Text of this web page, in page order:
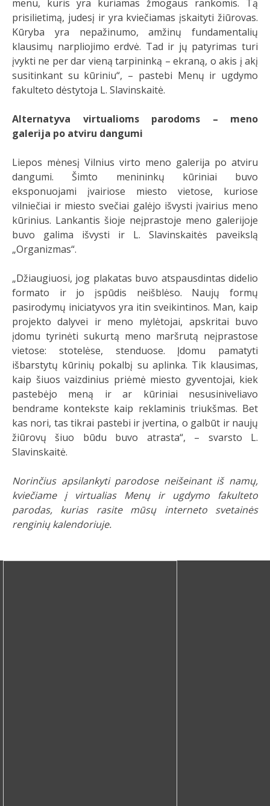
menu, kuris yra kuriamas žmogaus rankomis. Tą
prisilietimą, judesį ir yra kviečiamas įskaityti žiūrovas.
Kūryba yra nepažinumo, amžinų fundamentalių
klausimų narpliojimo erdvė. Tad ir jų patyrimas turi
įvykti ne per dar vieną tarpininką – ekraną, o akis į akį
susitinkant su kūriniu“, – pastebi Menų ir ugdymo
fakulteto dėstytoja L. Slavinskaitė.
Alternatyva virtualioms parodoms – meno
galerija po atviru dangumi
Liepos mėnesį Vilnius virto meno galerija po atviru
dangumi. Šimto menininkų kūriniai buvo
eksponuojami įvairiose miesto vietose, kuriose
vilniečiai ir miesto svečiai galėjo išvysti įvairius meno
kūrinius. Lankantis šioje neįprastoje meno galerijoje
buvo galima išvysti ir L. Slavinskaitės paveikslą
„Organizmas“.
„Džiaugiuosi, jog plakatas buvo atspausdintas didelio
formato ir jo įspūdis neišblėso. Naujų formų
pasirodymų iniciatyvos yra itin sveikintinos. Man, kaip
projekto dalyvei ir meno mylėtojai, apskritai buvo
įdomu tyrinėti sukurtą meno maršrutą neįprastose
vietose: stotelėse, stenduose. Įdomu pamatyti
išbarstytų kūrinių pokalbį su aplinka. Tik klausimas,
kaip šiuos vaizdinius priėmė miesto gyventojai, kiek
pastebėjo meną ir ar kūriniai nesusiniveliavo
bendrame kontekste kaip reklaminis triukšmas. Bet
kas nori, tas tikrai pastebi ir įvertina, o galbūt ir naujų
žiūrovų šiuo būdu buvo atrasta“, – svarsto L.
Slavinskaitė.
Norinčius apsilankyti parodose neišeinant iš namų,
kviečiame į virtualias Menų ir ugdymo fakulteto
parodas, kurias rasite mūsų interneto svetainės
renginių kalendoriuje.